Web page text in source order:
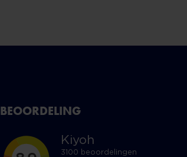
BEOORDELING